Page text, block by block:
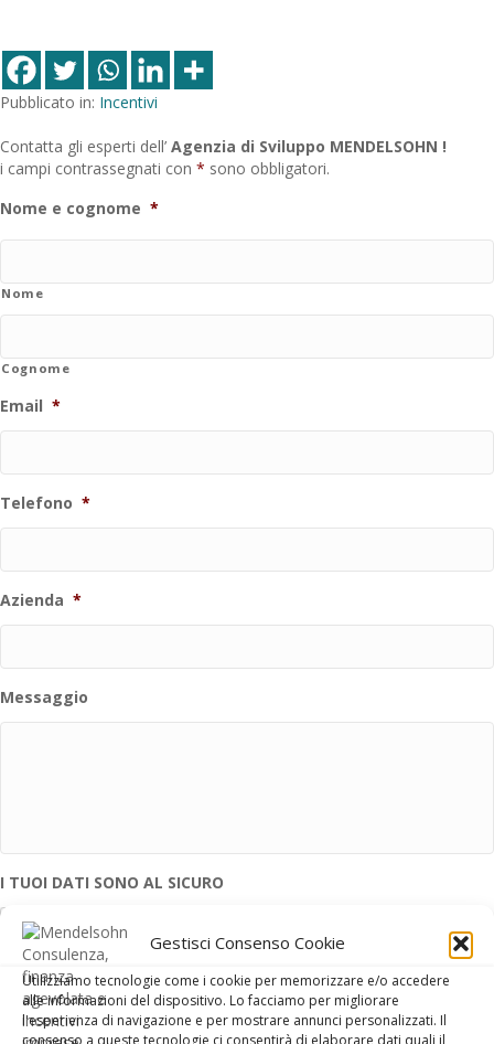
Gestisci Consenso Cookie
Utilizziamo tecnologie come i cookie per memorizzare e/o accedere
alle informazioni del dispositivo. Lo facciamo per migliorare
l'esperienza di navigazione e per mostrare annunci personalizzati. Il
consenso a queste tecnologie ci consentirà di elaborare dati quali il
Pubblicato in: Incentivi
Contatta gli esperti dell’ Agenzia di Sviluppo MENDELSOHN !
i campi contrassegnati con * sono obbligatori.
Nome e cognome *
Nome
Cognome
Email *
Telefono *
Azienda *
Messaggio
I TUOI DATI SONO AL SICURO
Consenso alla Privacy Policy *